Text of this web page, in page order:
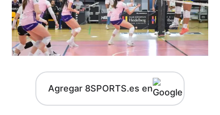
Agregar 8SPORTS.es en